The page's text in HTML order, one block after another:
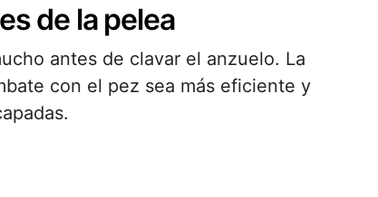
de la pelea
antes de clavar el anzuelo. La
con el pez sea más eficiente y